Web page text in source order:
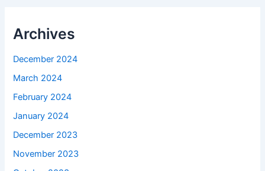
Archives
December 2024
March 2024
February 2024
January 2024
December 2023
November 2023